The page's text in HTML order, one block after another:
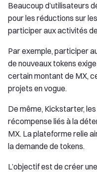
Beaucoup d’utilisateurs
pour les réductions sur
participer aux activités
Par exemple, participer
de nouveaux tokens
certain montant de MX,
projets en vogue.
De même, Kickstarter,
récompense liés à la
MX. La plateforme relie
la demande de tokens.
L’objectif est de créer